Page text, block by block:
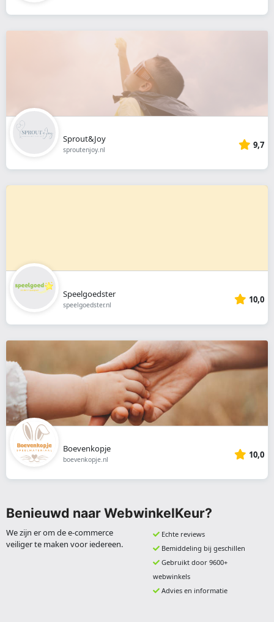
Sprout&Joy
sproutenjoy.nl 9,7
Speelgoedster
speelgoedster.nl 10,0
Boevenkopje
boevenkopje.nl 10,0
Benieuwd naar WebwinkelKeur?
We zijn er om de e-commerce
veiliger te maken voor iedereen.
Echte reviews
Bemiddeling bij geschillen
Gebruikt door 9600+
webwinkels
Advies en informatie